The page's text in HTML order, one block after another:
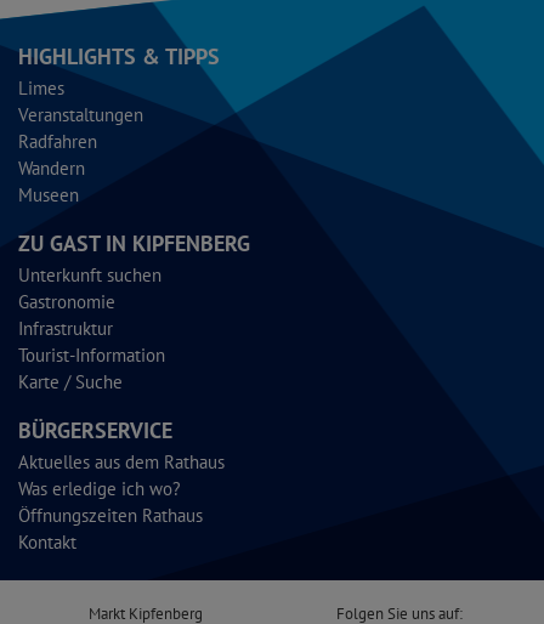
HIGHLIGHTS & TIPPS
Limes
Veranstaltungen
Radfahren
Wandern
Museen
ZU GAST IN KIPFENBERG
Unterkunft suchen
Gastronomie
Infrastruktur
Tourist-Information
Karte / Suche
BÜRGERSERVICE
Aktuelles aus dem Rathaus
Was erledige ich wo?
Öffnungszeiten Rathaus
Kontakt
Markt Kipfenberg
Folgen Sie uns auf: